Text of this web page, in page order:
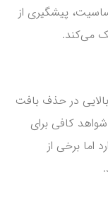
پیشگیری از
می‌کند.
در حذف بافت
کافی برای
برخی از